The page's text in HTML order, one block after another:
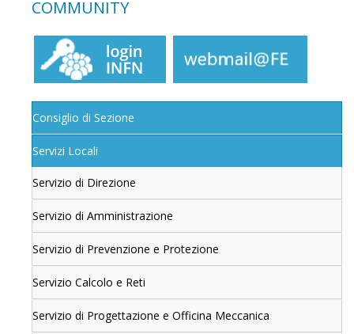
COMMUNITY
Consiglio di Sezione
Servizi Locali
Servizio di Direzione
Servizio di Amministrazione
Servizio di Prevenzione e Protezione
Servizio Calcolo e Reti
Servizio di Progettazione e Officina Meccanica